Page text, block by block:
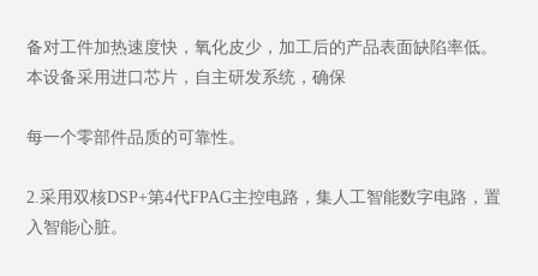
备对工件加热速度快，氧化皮少，加工后的产品表面缺陷率低。
本设备采用进口芯片，自主研发系统，确保
每一个零部件品质的可靠性。
2.采用双核DSP+第4代FPAG主控电路，集人工智能数字电路，置
入智能心脏。